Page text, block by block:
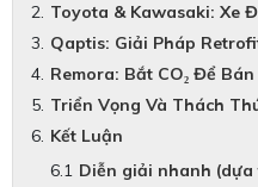
Toyota & Kawasaki: Xe
Qaptis: Giải Pháp
Remora: Bắt CO₂ Để Bán
Triển Vọng Và Thách
Kết Luận
Diễn giải nhanh